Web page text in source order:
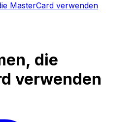
MasterCard verwenden
die
verwenden